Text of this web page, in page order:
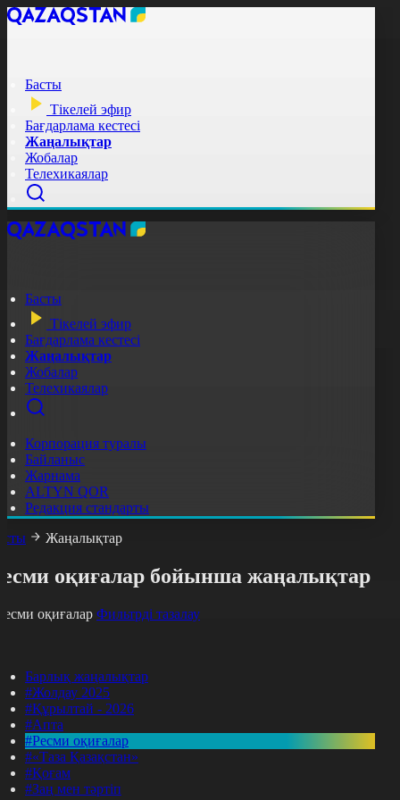
Басты
Тікелей эфир
Бағдарлама кестесі
Жаңалықтар
Жобалар
Телехикаялар
Басты
Тікелей эфир
Бағдарлама кестесі
Жаңалықтар
Жобалар
Телехикаялар
Корпорация туралы
Байланыс
Жарнама
ALTYN QOR
Редакция стандарты
Жаңалықтар
оқиғалар бойынша жаңалықтар
оқиғалар Фильтрді тазалау
Барлық жаңалықтар
#Жолдау 2025
#Құрылтай - 2026
#Апта
#Ресми оқиғалар
#«Таза Қазақстан»
#Қоғам
#Заң мен тәртіп